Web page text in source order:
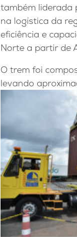
também liderada
na logística da
eficiência e
Norte a partir de
O trem foi
levando